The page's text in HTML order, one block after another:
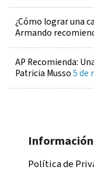
¿Cómo lograr una
Armando
AP Recomienda:
Patricia Musso5 de
Política de